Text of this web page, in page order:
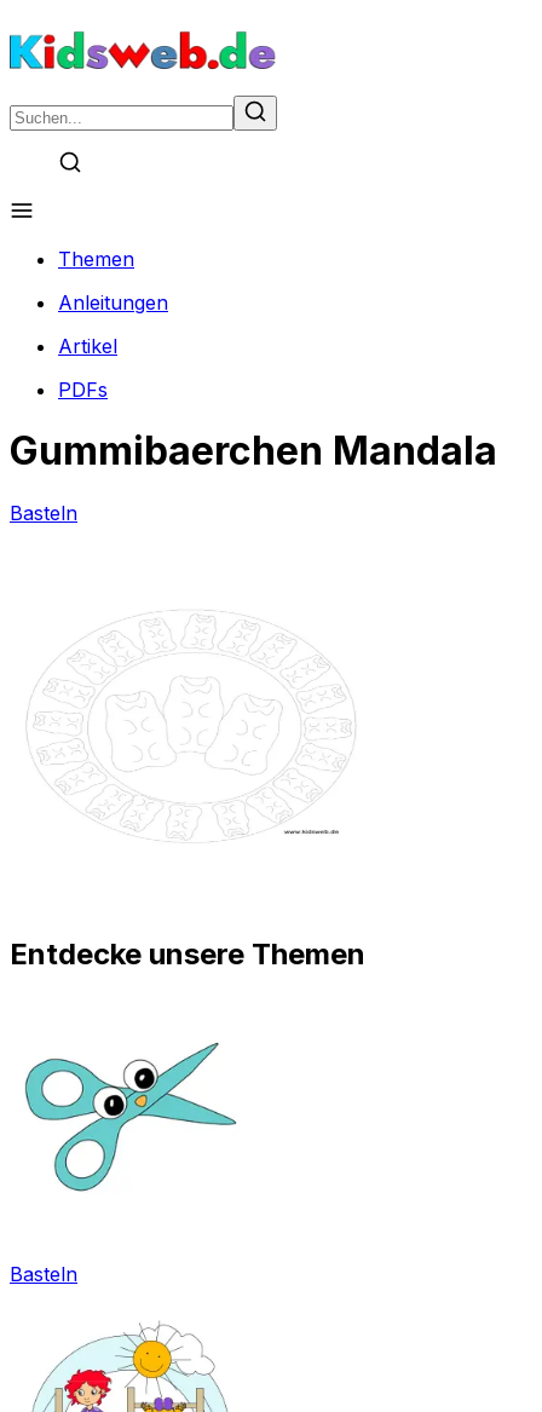
Themen
Anleitungen
Artikel
PDFs
Gummibaerchen Mandala
Basteln
Entdecke unsere Themen
Basteln